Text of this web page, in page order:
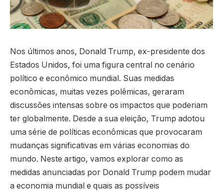
Nos últimos anos, Donald Trump, ex-presidente dos
Estados Unidos, foi uma figura central no cenário
político e econômico mundial. Suas medidas
econômicas, muitas vezes polêmicas, geraram
discussões intensas sobre os impactos que poderiam
ter globalmente. Desde a sua eleição, Trump adotou
uma série de políticas econômicas que provocaram
mudanças significativas em várias economias do
mundo. Neste artigo, vamos explorar como as
medidas anunciadas por Donald Trump podem mudar
a economia mundial e quais as possíveis